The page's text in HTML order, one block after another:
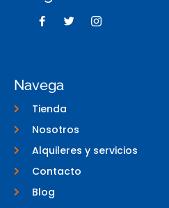
F
a
k
f
T
w
I
c
m
Navega
Tienda
Nosotros
Alquileres y servicios
Contacto
Blog